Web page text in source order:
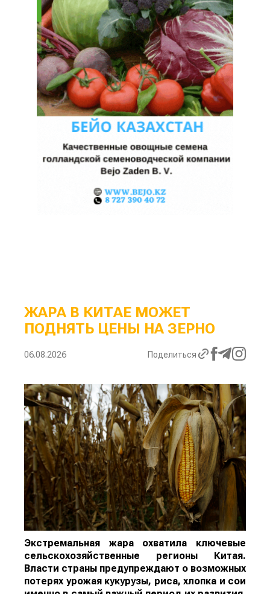
ЖАРА В КИТАЕ МОЖЕТ
ПОДНЯТЬ ЦЕНЫ НА ЗЕРНО
06.08.2026 Поделиться
Экстремальная жара охватила ключевые
сельскохозяйственные регионы Китая.
Власти страны предупреждают о возможных
потерях урожая кукурузы, риса, хлопка и сои